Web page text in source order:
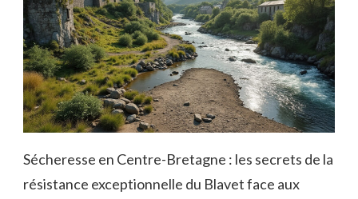
Sécheresse en Centre-Bretagne : les secrets de la
résistance exceptionnelle du Blavet face aux